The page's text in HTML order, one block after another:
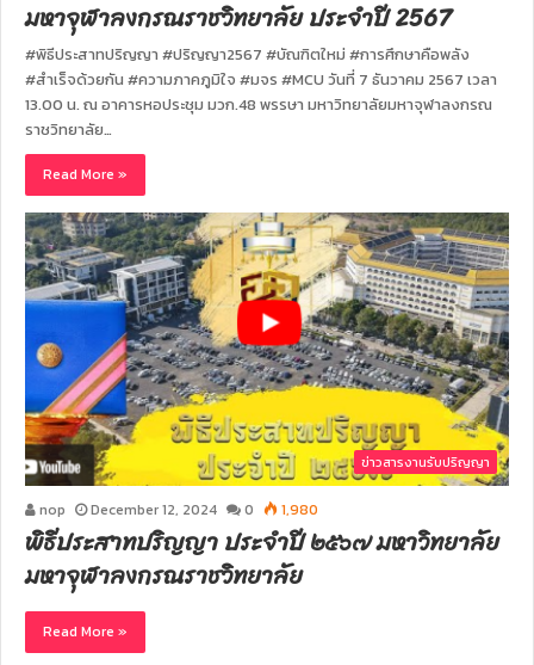
มหาจุฬาลงกรณราชวิทยาลัย ประจำปี 2567
#พิธีประสาทปริญญา #ปริญญา2567 #บัณฑิตใหม่ #การศึกษาคือพลัง
#สำเร็จด้วยกัน #ความภาคภูมิใจ #มจร #MCU วันที่ 7 ธันวาคม 2567 เวลา
13.00 น. ณ อาคารหอประชุม มวก.48 พรรษา มหาวิทยาลัยมหาจุฬาลงกรณ
ราชวิทยาลัย…
Read More »
ข่าวสารงานรับปริญญา
nop December 12, 2024 0 1,980
พิธีประสาทปริญญา ประจำปี ๒๕๖๗ มหาวิทยาลัย
มหาจุฬาลงกรณราชวิทยาลัย
Read More »